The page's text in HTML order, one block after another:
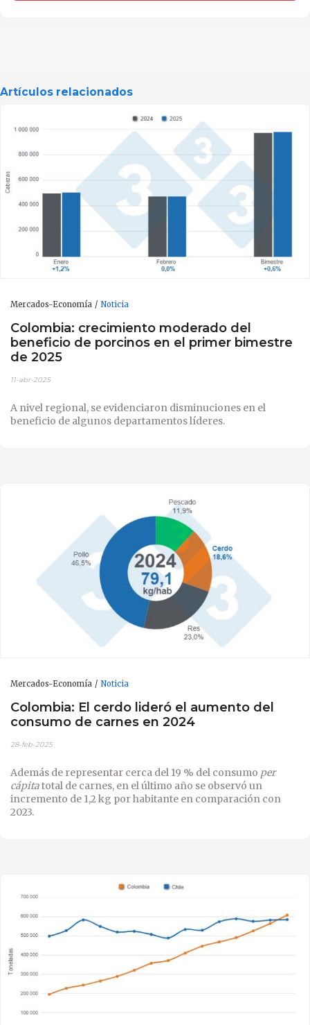
Artículos relacionados
Mercados-Economía Noticia
Colombia: crecimiento moderado del
beneficio de porcinos en el primer bimestre
de 2025
11-abr-2025
A nivel regional, se evidenciaron disminuciones en el
beneficio de algunos departamentos líderes.
Mercados-Economía Noticia
Colombia: El cerdo lideró el aumento del
consumo de carnes en 2024
28-feb-2025
Además de representar cerca del 19 % del consumo per
cápitatotal de carnes, en el último año se observó un
incremento de 1,2 kg por habitante en comparación con
2023.